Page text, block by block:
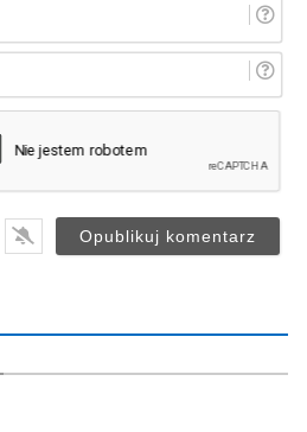
i
m